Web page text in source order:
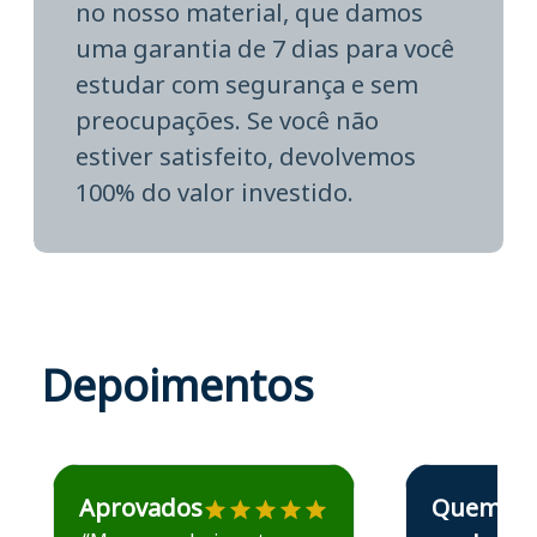
no nosso material, que damos
uma garantia de 7 dias para você
estudar com segurança e sem
preocupações. Se você não
estiver satisfeito, devolvemos
100% do valor investido.
Depoimentos
Estudante José recomenda o Aprova Concursos em
Aprovados
Estudante Elais
Quem